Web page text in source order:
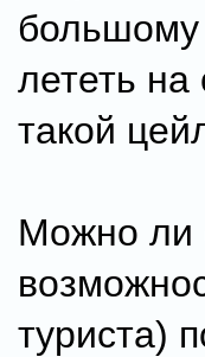
лететь
такой
Можно ли
туриста)